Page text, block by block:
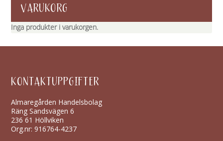
VARUKORG
Inga produkter i varukorgen.
KONTAKTUPPGIFTER
Almaregården Handelsbolag
Räng Sandsvägen 6
236 61 Höllviken
Org.nr: 916764-4237